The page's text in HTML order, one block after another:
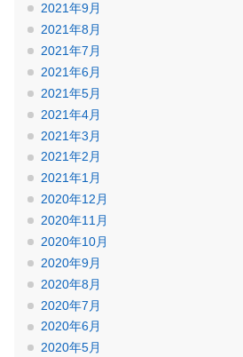
2021年9月
2021年8月
2021年7月
2021年6月
2021年5月
2021年4月
2021年3月
2021年2月
2021年1月
2020年12月
2020年11月
2020年10月
2020年9月
2020年8月
2020年7月
2020年6月
2020年5月